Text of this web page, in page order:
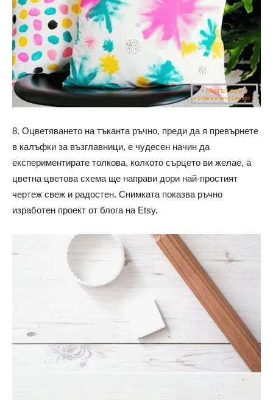
8. Оцветяването на тъканта ръчно, преди да я превърнете
в калъфки за възглавници, е чудесен начин да
експериментирате толкова, колкото сърцето ви желае, а
цветна цветова схема ще направи дори най-простият
чертеж свеж и радостен. Снимката показва ръчно
изработен проект от блога на Etsy.